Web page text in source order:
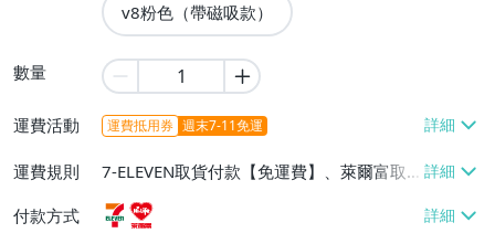
v8粉色（帶磁吸款）
數量
運費活動 運費抵用券 週末7-11免運
運費規則
7-ELEVEN取貨付款【免運費】、萊爾富取
貨付款【免運費】
付款方式